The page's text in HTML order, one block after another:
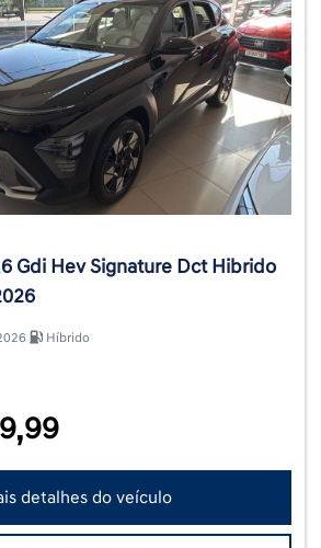
Gdi Hev Signature Dct Hibrido
Híbrido
detalhes do veículo